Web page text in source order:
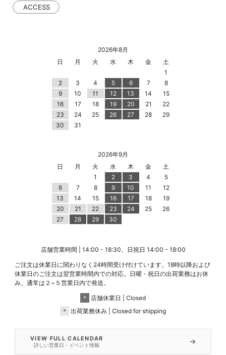
ACCESS
2026年8月
日
月 火 水 木 金
土
1
2
3 4 5 6 7
8
9
10 11 12 13 14
15
16
17 18 19 20 21
22
23
24 25 26 27 28
29
30
31
2026年9月
日
月 火 水 木 金
土
1
2 3 4
5
6
7 8 9 10 11
12
13
14 15 16 17 18
19
20
21 22 23 24 25
26
27
28 29 30
店舗営業時間 | 14:00 - 18:30、日祝日 14:00 - 18:00
ご注文は休業日に関わりなく24時間受け付けています。18時以降および
休業日のご注文は翌営業時間内での対応。日曜・祝日の出荷業務はお休
み。通常は２~５営業日内で発送。
＊
店舗休業日 | Closed
＊
出荷業務休み | Closed for shipping
VIEW FULL CALENDAR
詳しい営業日・イベント情報 →